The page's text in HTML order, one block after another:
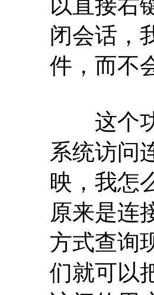
以直接右
闭会话，
件，而不
这个功
系统访问
映，我怎
原来是连
方式查询
们就可以